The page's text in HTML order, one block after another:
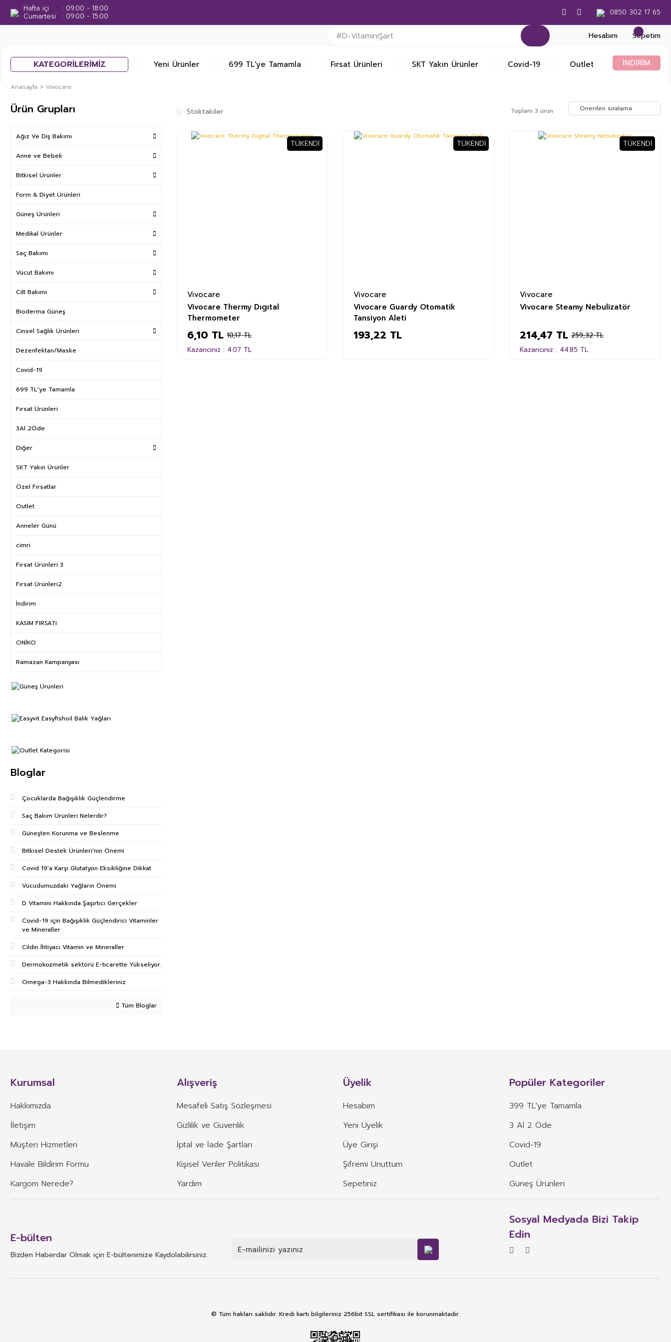
Hafta içi
09:00 - 18:00
Cumartesi
09:00 - 15:00 0850 302 17 65
Hesabım Sepetim
KATEGORİLERİMİZ Yeni Ürünler 699 TL'ye Tamamla Fırsat Ürünleri SKT Yakın Ürünler Covid-19 Outlet İNDİRİM
Anasayfa Vivocare
Ürün Grupları
Ağız Ve Diş Bakımı
Anne ve Bebek
Bitkisel Ürünler
Form & Diyet Ürünleri
Güneş Ürünleri
Medikal Ürünler
Saç Bakımı
Vücut Bakımı
Cilt Bakımı
Bioderma Güneş
Cinsel Sağlık Ürünleri
Dezenfektan/Maske
Covid-19
699 TL'ye Tamamla
Fırsat Ürünleri
3Al 2Öde
Diğer
SKT Yakın Ürünler
Özel Fırsatlar
Outlet
Anneler Günü
cimri
Fırsat Ürünleri 3
Fırsat Ürünleri2
İndirim
KASIM FIRSATI
ONİKO
Ramazan Kampanyası
Bloglar
Çocuklarda Bağışıklık Güçlendirme
Saç Bakım Ürünleri Nelerdir?
Güneşten Korunma ve Beslenme
Bitkisel Destek Ürünleri'nin Önemi
Covid 19'a Karşı Glutatyon Eksikliğine Dikkat
Vücudumuzdaki Yağların Önemi
D Vitamini Hakkında Şaşırtıcı Gerçekler
Covid-19 için Bağışıklık Güçlendirici Vitaminler
ve Mineraller
Cildin İhtiyacı Vitamin ve Mineraller
Dermokozmetik sektörü E-ticarette Yükseliyor.
Omega-3 Hakkında Bilmedikleriniz
Tüm Bloglar
Stoktakiler Toplam 3 ürün
TÜKENDI
Vivocare
Vivocare Thermy Dıgıtal
Thermometer
6,10 TL 10,17 TL
Kazancınız : 4.07 TL
TÜKENDI
Vivocare
Vivocare Guardy Otomatik
Tansiyon Aleti
193,22 TL
TÜKENDI
Vivocare
Vivocare Steamy Nebulizatör
214,47 TL 259,32 TL
Kazancınız : 44.85 TL
Kurumsal
Hakkımızda
İletişim
Müşteri Hizmetleri
Havale Bildirim Formu
Kargom Nerede?
Alışveriş
Mesafeli Satış Sözleşmesi
Gizlilik ve Güvenlik
İptal ve İade Şartları
Kişisel Veriler Politikası
Yardım
Üyelik
Hesabım
Yeni Üyelik
Üye Girişi
Şifremi Unuttum
Sepetiniz
Popüler Kategoriler
399 TL'ye Tamamla
3 Al 2 Öde
Covid-19
Outlet
Güneş Ürünleri
E-bülten
Bizden Haberdar Olmak için E-bültenimize Kaydolabilirsiniz.
Sosyal Medyada Bizi Takip
Edin
© Tüm hakları saklıdır. Kredi kartı bilgileriniz 256bit SSL sertifikası ile korunmaktadır.